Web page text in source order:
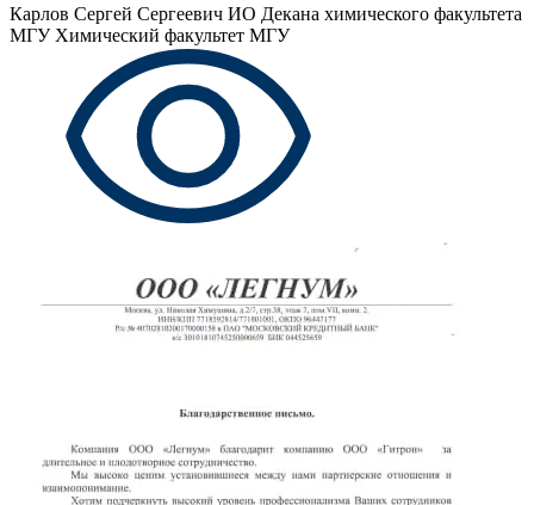
Карлов Сергей Сергеевич ИО Декана химического факультета
МГУ Химический факультет МГУ